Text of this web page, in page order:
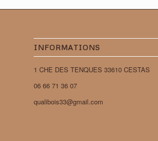
INFORMATIONS
1 CHE DES TENQUES 33610 CESTAS
06 66 71 36 07
qualibois33@gmail.com